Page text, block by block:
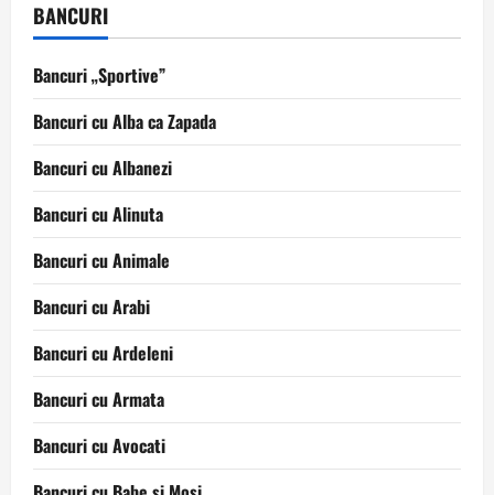
BANCURI
Bancuri „Sportive”
Bancuri cu Alba ca Zapada
Bancuri cu Albanezi
Bancuri cu Alinuta
Bancuri cu Animale
Bancuri cu Arabi
Bancuri cu Ardeleni
Bancuri cu Armata
Bancuri cu Avocati